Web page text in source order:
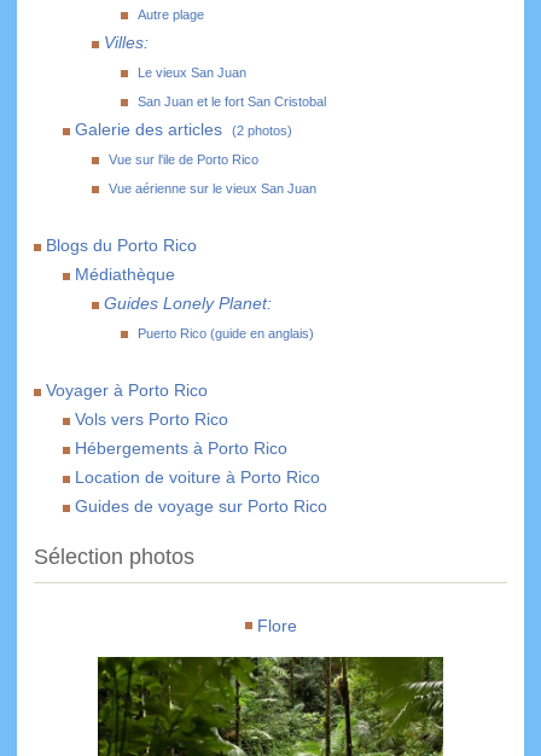
Autre plage
Villes:
Le vieux San Juan
San Juan et le fort San Cristobal
Galerie des articles
(2 photos)
Vue sur l'ile de Porto Rico
Vue aérienne sur le vieux San Juan
Blogs du Porto Rico
Médiathèque
Guides Lonely Planet:
Puerto Rico (guide en anglais)
Voyager à Porto Rico
Vols vers Porto Rico
Hébergements à Porto Rico
Location de voiture à Porto Rico
Guides de voyage sur Porto Rico
Sélection photos
Flore